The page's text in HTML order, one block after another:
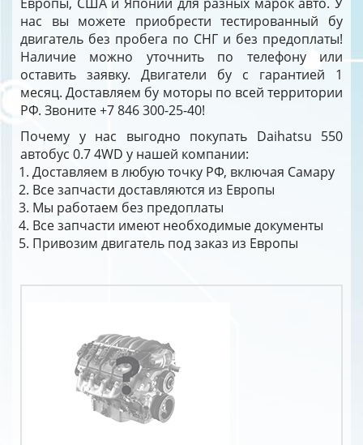
нас вы можете приобрести тестированный бу
двигатель без пробега по СНГ и без предоплаты!
Наличие можно уточнить по телефону или
оставить заявку. Двигатели бу с гарантией 1
месяц. Доставляем бу моторы по всей территории
РФ. Звоните +7 846 300-25-40!
Почему у нас выгодно покупать Daihatsu 550
автобус 0.7 4WD у нашей компании:
Доставляем в любую точку РФ, включая Самару
Все запчасти доставляются из Европы
Мы работаем без предоплаты
Все запчасти имеют необходимые документы
Привозим двигатель под заказ из Европы